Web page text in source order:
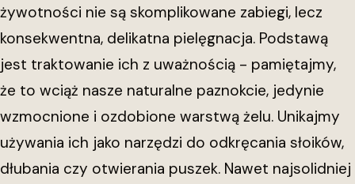
żywotności nie są skomplikowane zabiegi, lecz
konsekwentna, delikatna pielęgnacja. Podstawą
jest traktowanie ich z uważnością - pamiętajmy,
że to wciąż nasze naturalne paznokcie, jedynie
wzmocnione i ozdobione warstwą żelu. Unikajmy
używania ich jako narzędzi do odkręcania słoików,
dłubania czy otwierania puszek. Nawet najsolidniej